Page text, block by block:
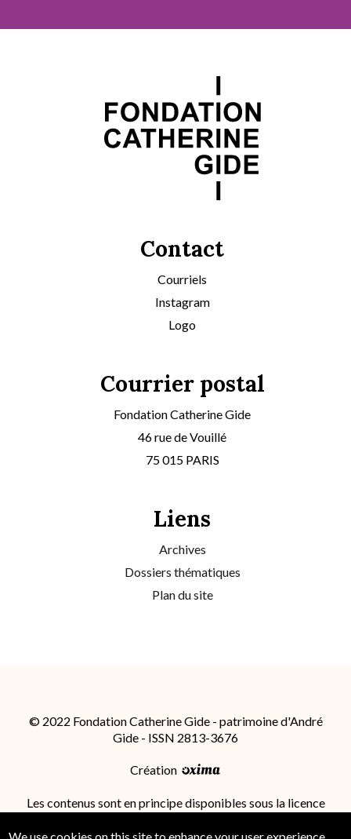
Contact
Courriels
Instagram
Logo
Courrier postal
Fondation Catherine Gide
46 rue de Vouillé
75 015 PARIS
Liens
Archives
Dossiers thématiques
Plan du site
© 2022 Fondation Catherine Gide - patrimoine d'André
Gide - ISSN 2813-3676
Création
Les contenus sont en principe disponibles sous la licence
International (CC BY-SA 4.0); des conditions